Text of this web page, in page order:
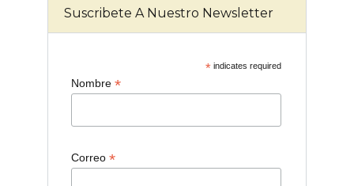
Suscribete A Nuestro Newsletter
*indicates required
Nombre *
Correo *